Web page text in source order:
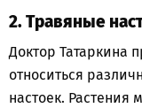
2. Травяные
Доктор Татаркина
относиться
настоек. Растения